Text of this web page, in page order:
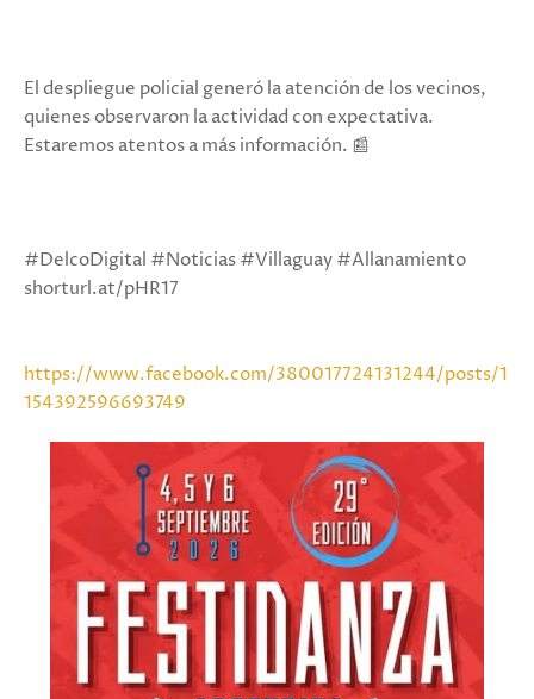
El despliegue policial generó la atención de los vecinos,
quienes observaron la actividad con expectativa.
Estaremos atentos a más información. 📰
#DelcoDigital #Noticias #Villaguay #Allanamiento
shorturl.at/pHR17
https://www.facebook.com/380017724131244/posts/1
154392596693749